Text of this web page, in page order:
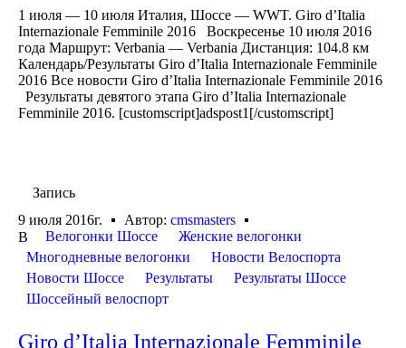
1 июля — 10 июля Италия, Шоссе — WWT. Giro d’Italia
Internazionale Femminile 2016 Воскресенье 10 июля 2016
года Маршрут: Verbania — Verbania Дистанция: 104.8 км
Календарь/Результаты Giro d’Italia Internazionale Femminile
2016 Все новости Giro d’Italia Internazionale Femminile 2016
Результаты девятого этапа Giro d’Italia Internazionale
Femminile 2016. [customscript]adspost1[/customscript]
Запись
9 июля 2016г.
Автор: cmsmasters
В
Велогонки Шоссе
Женские велогонки
Многодневные велогонки
Новости Велоспорта
Новости Шоссе
Результаты
Результаты Шоссе
Шоссейный велоспорт
Giro d’Italia Internazionale Femminile